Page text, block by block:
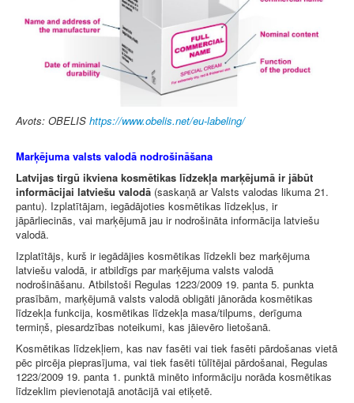
Avots: OBELIS https://www.obelis.net/eu-labeling/
Marķējuma valsts valodā nodrošināšana
Latvijas tirgū ikviena kosmētikas līdzekļa marķējumā ir jābūt
informācijai latviešu valodā (saskaņā ar Valsts valodas likuma 21.
pantu). Izplatītājam, iegādājoties kosmētikas līdzekļus, ir
jāpārliecinās, vai marķējumā jau ir nodrošināta informācija latviešu
valodā.
Izplatītājs, kurš ir iegādājies kosmētikas līdzekli bez marķējuma
latviešu valodā, ir atbildīgs par marķējuma valsts valodā
nodrošināšanu. Atbilstoši Regulas 1223/2009 19. panta 5. punkta
prasībām, marķējumā valsts valodā obligāti jānorāda kosmētikas
līdzekļa funkcija, kosmētikas līdzekļa masa/tilpums, derīguma
termiņš, piesardzības noteikumi, kas jāievēro lietošanā.
Kosmētikas līdzekļiem, kas nav fasēti vai tiek fasēti pārdošanas vietā
pēc pircēja pieprasījuma, vai tiek fasēti tūlītējai pārdošanai, Regulas
1223/2009 19. panta 1. punktā minēto informāciju norāda kosmētikas
līdzeklim pievienotajā anotācijā vai etiķetē.